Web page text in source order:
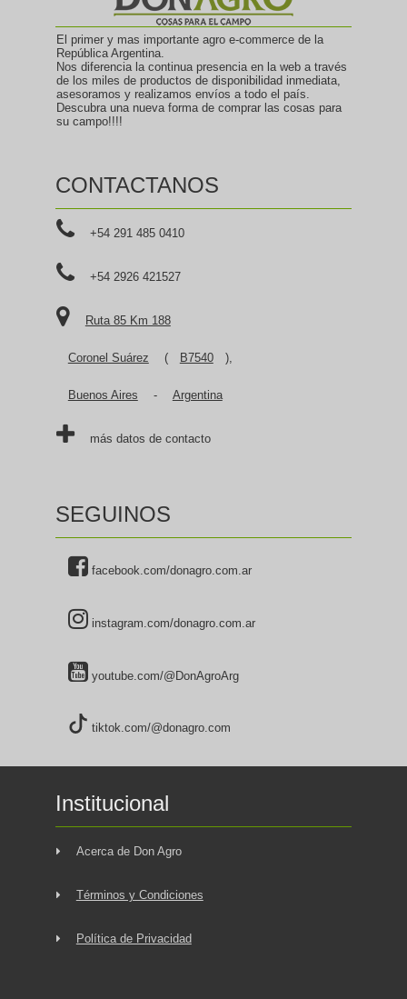
El primer y mas importante agro e-commerce de la
República Argentina.
Nos diferencia la continua presencia en la web a través
de los miles de productos de disponibilidad inmediata,
asesoramos y realizamos envíos a todo el país.
Descubra una nueva forma de comprar las cosas para
su campo!!!!
CONTACTANOS
+54 291 485 0410
+54 2926 421527
Ruta 85 Km 188
Coronel Suárez ( B7540 ),
Buenos Aires - Argentina
más datos de contacto
SEGUINOS
facebook.com/donagro.com.ar
instagram.com/donagro.com.ar
youtube.com/@DonAgroArg
tiktok.com/@donagro.com
Institucional
Acerca de Don Agro
Términos y Condiciones
Política de Privacidad